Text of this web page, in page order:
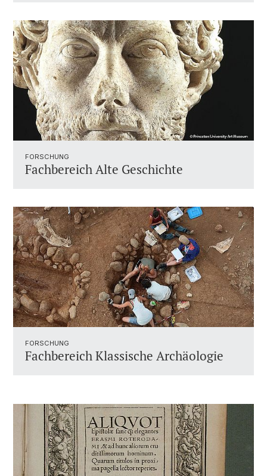
FORSCHUNG
Fachbereich Alte Geschichte
FORSCHUNG
Fachbereich Klassische Archäologie